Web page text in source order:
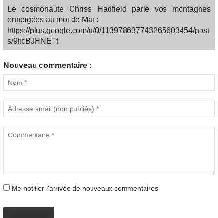
Le cosmonaute Chriss Hadfield parle vos montagnes
enneigées au moi de Mai :
https://plus.google.com/u/0/113978637743265603454/post
s/9ficBJHNETt
Nouveau commentaire :
Me notifier l'arrivée de nouveaux commentaires